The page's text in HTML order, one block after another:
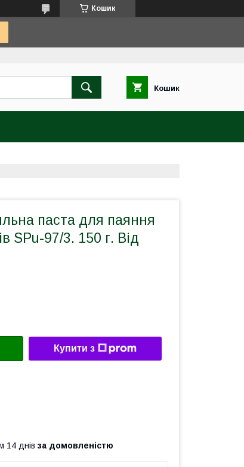
Кошик
Кошик
паста для паяння
SPu-97/3. 150 г. Від
Купити з
14 днів за домовленістю